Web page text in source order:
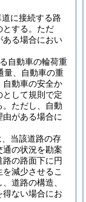
道に接続する路
する。 ただ
ある場合におい
自動車の輪荷重
量、自動車の重
自動車の安全か
して規則で定
ただし、自動
がある場合に
当該道路の存
の状況を勘案
の路面下に円
減少させるこ
、道路の構造、
ない場合にお